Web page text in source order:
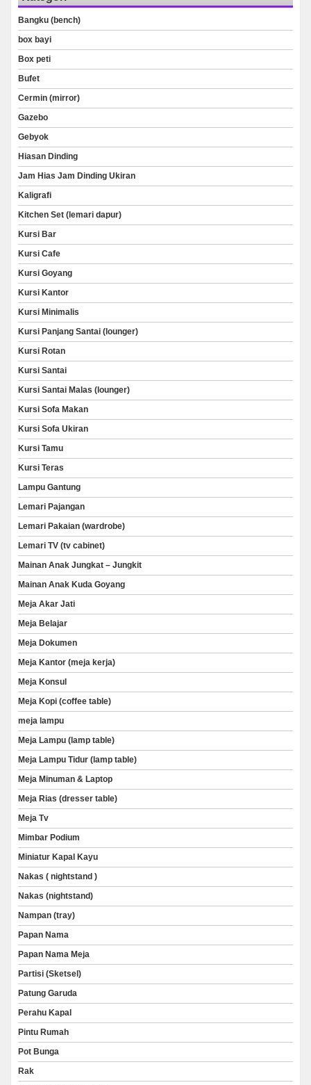
Bangku (bench)
box bayi
Box peti
Bufet
Cermin (mirror)
Gazebo
Gebyok
Hiasan Dinding
Jam Hias Jam Dinding Ukiran
Kaligrafi
Kitchen Set (lemari dapur)
Kursi Bar
Kursi Cafe
Kursi Goyang
Kursi Kantor
Kursi Minimalis
Kursi Panjang Santai (lounger)
Kursi Rotan
Kursi Santai
Kursi Santai Malas (lounger)
Kursi Sofa Makan
Kursi Sofa Ukiran
Kursi Tamu
Kursi Teras
Lampu Gantung
Lemari Pajangan
Lemari Pakaian (wardrobe)
Lemari TV (tv cabinet)
Mainan Anak Jungkat – Jungkit
Mainan Anak Kuda Goyang
Meja Akar Jati
Meja Belajar
Meja Dokumen
Meja Kantor (meja kerja)
Meja Konsul
Meja Kopi (coffee table)
meja lampu
Meja Lampu (lamp table)
Meja Lampu Tidur (lamp table)
Meja Minuman & Laptop
Meja Rias (dresser table)
Meja Tv
Mimbar Podium
Miniatur Kapal Kayu
Nakas ( nightstand )
Nakas (nightstand)
Nampan (tray)
Papan Nama
Papan Nama Meja
Partisi (Sketsel)
Patung Garuda
Perahu Kapal
Pintu Rumah
Pot Bunga
Rak